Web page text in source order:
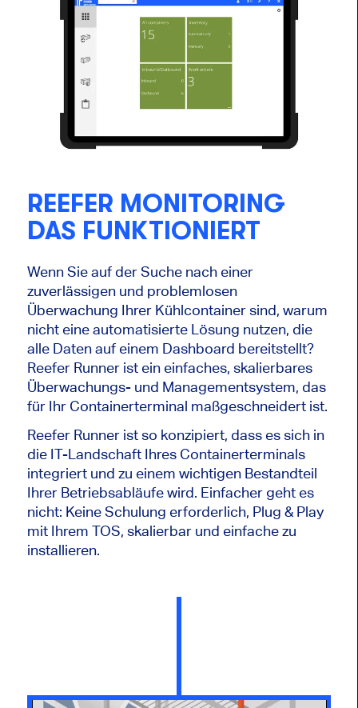
REEFER MONITORING
DAS FUNKTIONIERT
Wenn Sie auf der Suche nach einer
zuverlässigen und problemlosen
Überwachung Ihrer Kühlcontainer sind, warum
nicht eine automatisierte Lösung nutzen, die
alle Daten auf einem Dashboard bereitstellt?
Reefer Runner ist ein einfaches, skalierbares
Überwachungs- und Managementsystem, das
für Ihr Containerterminal maßgeschneidert ist.
Reefer Runner ist so konzipiert, dass es sich in
die IT-Landschaft Ihres Containerterminals
integriert und zu einem wichtigen Bestandteil
Ihrer Betriebsabläufe wird. Einfacher geht es
nicht: Keine Schulung erforderlich, Plug & Play
mit Ihrem TOS, skalierbar und einfache zu
installieren.